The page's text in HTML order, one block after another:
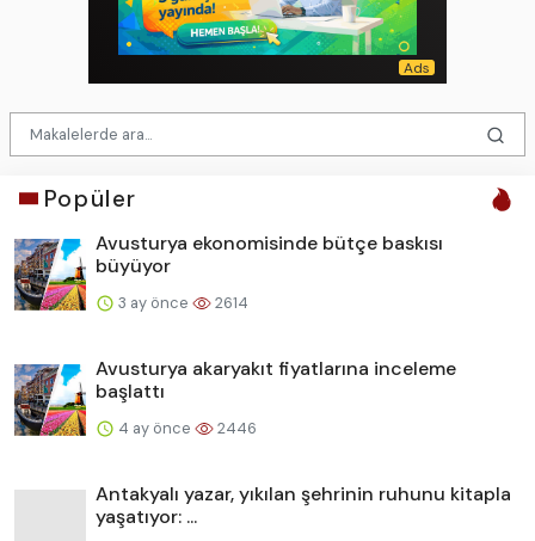
Popüler
Avusturya ekonomisinde bütçe baskısı
büyüyor
3 ay önce 2614
Avusturya akaryakıt fiyatlarına inceleme
başlattı
4 ay önce 2446
Antakyalı yazar, yıkılan şehrinin ruhunu kitapla
yaşatıyor: ...